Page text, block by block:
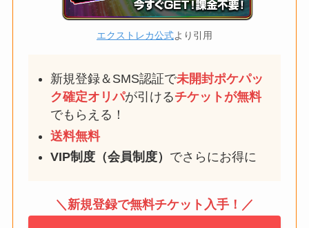
エクストレカ公式より引用
新規登録＆SMS認証で未開封ポケパッ
ク確定オリパが引けるチケットが無料
でもらえる！
送料無料
VIP制度（会員制度） でさらにお得に
＼新規登録で無料チケット入手！／